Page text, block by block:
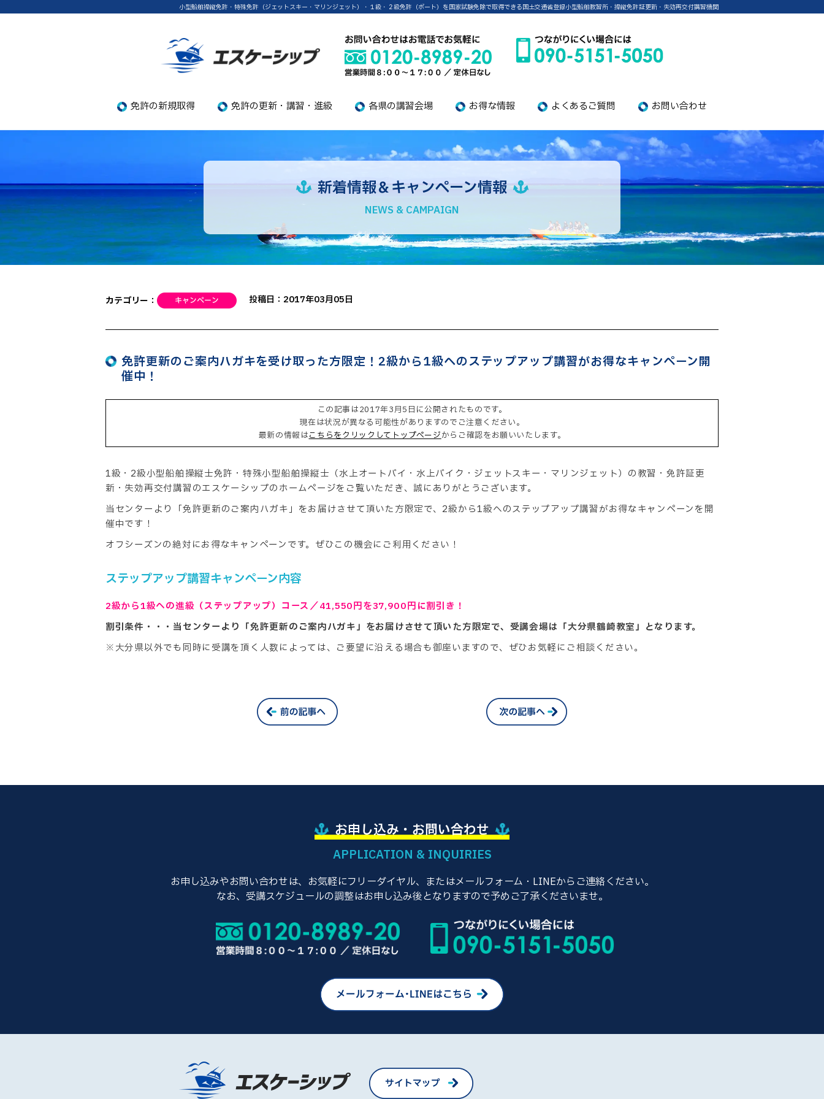
小型船舶操縦免許・特殊免許（ジェットスキー・マリンジェット）・１級・２級免許（ボート）を国家試験免除で取得できる国土交通省登録小型船舶教習所・操縦免許証更新・失効再交付講習機関
免許の新規取得 免許の更新・講習・進級 各県の講習会場 お得な情報 よくあるご質問 お問い合わせ
新着情報＆キャンペーン情報
NEWS & CAMPAIGN
カテゴリー： 投稿日：2017年03月05日
免許更新のご案内ハガキを受け取った方限定！2級から1級へのステップアップ講習がお得なキャンペーン開
催中！
この記事は2017年3月5日に公開されたものです。
現在は状況が異なる可能性がありますのでご注意ください。
最新の情報はこちらをクリックしてトップページからご確認をお願いいたします。
1級・2級小型船舶操縦士免許・特殊小型船舶操縦士（水上オートバイ・水上バイク・ジェットスキー・マリンジェット）の教習・免許証更
新・失効再交付講習のエスケーシップのホームページをご覧いただき、誠にありがとうございます。
当センターより「免許更新のご案内ハガキ」をお届けさせて頂いた方限定で、2級から1級へのステップアップ講習がお得なキャンペーンを開
催中です！
オフシーズンの絶対にお得なキャンペーンです。ぜひこの機会にご利用ください！
ステップアップ講習キャンペーン内容
2級から1級への進級（ステップアップ）コース／41,550円を37,900円に割引き！
割引条件・・・当センターより「免許更新のご案内ハガキ」をお届けさせて頂いた方限定で、受講会場は「大分県鶴崎教室」となります。
※大分県以外でも同時に受講を頂く人数によっては、ご要望に沿える場合も御座いますので、ぜひお気軽にご相談ください。
お申し込み・お問い合わせ
APPLICATION & INQUIRIES
お申し込みやお問い合わせは、お気軽にフリーダイヤル、またはメールフォーム・LINEからご連絡ください。
なお、受講スケジュールの調整はお申し込み後となりますので予めご了承くださいませ。